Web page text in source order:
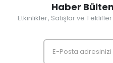
Haber
Etkinlikler, Satışlar ve